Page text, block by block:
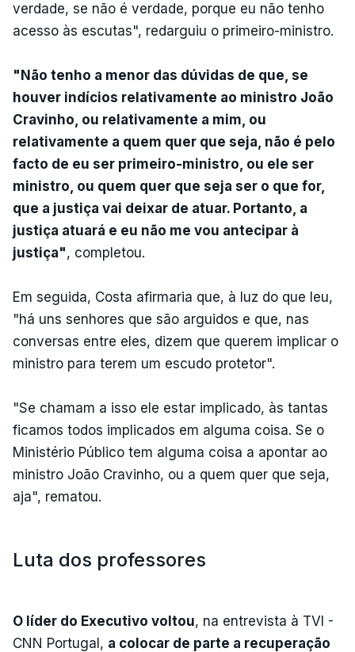
verdade, se não é verdade, porque eu não tenho
acesso às escutas", redarguiu o primeiro-ministro.
"Não tenho a menor das dúvidas de que, se
houver indícios relativamente ao ministro João
Cravinho, ou relativamente a mim, ou
relativamente a quem quer que seja, não é pelo
facto de eu ser primeiro-ministro, ou ele ser
ministro, ou quem quer que seja ser o que for,
que a justiça vai deixar de atuar. Portanto, a
justiça atuará e eu não me vou antecipar à
justiça", completou.
Em seguida, Costa afirmaria que, à luz do que leu,
"há uns senhores que são arguidos e que, nas
conversas entre eles, dizem que querem implicar o
ministro para terem um escudo protetor".
"Se chamam a isso ele estar implicado, às tantas
ficamos todos implicados em alguma coisa. Se o
Ministério Público tem alguma coisa a apontar ao
ministro João Cravinho, ou a quem quer que seja,
aja", rematou.
Luta dos professores
O líder do Executivo voltou, na entrevista à TVI -
CNN Portugal, a colocar de parte a recuperação